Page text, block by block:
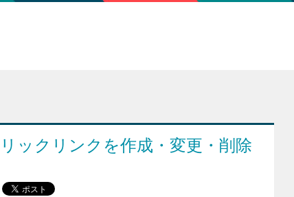
ックリンクを作成・変更・削除